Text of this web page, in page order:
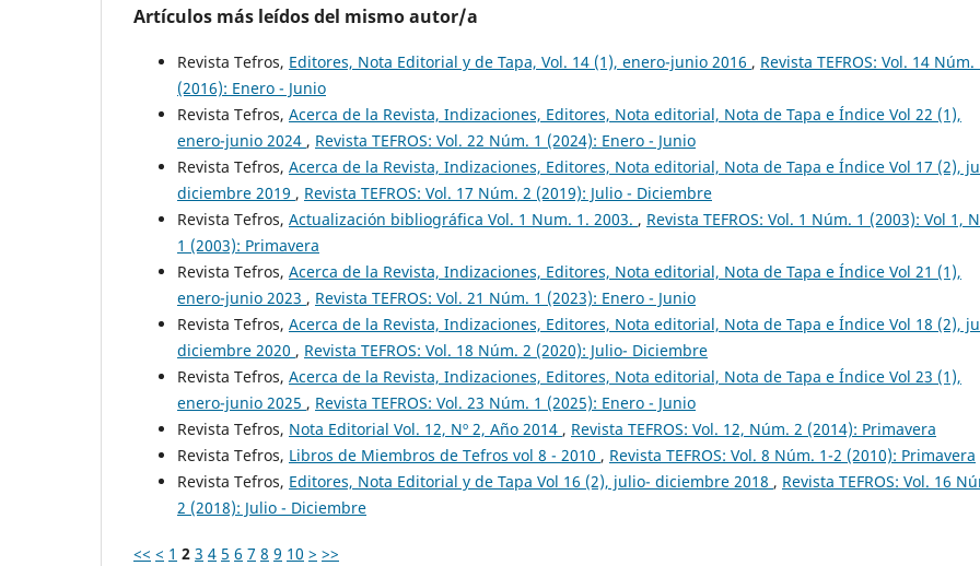
Artículos más leídos del mismo autor/a
Revista Tefros, Editores, Nota Editorial y de Tapa, Vol. 14 (1), enero-junio 2016 , Revista TEFROS: Vol. 14 Núm.
(2016): Enero - Junio
Revista Tefros, Acerca de la Revista, Indizaciones, Editores, Nota editorial, Nota de Tapa e Índice Vol 22 (1),
enero-junio 2024 , Revista TEFROS: Vol. 22 Núm. 1 (2024): Enero - Junio
Revista Tefros, Acerca de la Revista, Indizaciones, Editores, Nota editorial, Nota de Tapa e Índice Vol 17 (2),
diciembre 2019 , Revista TEFROS: Vol. 17 Núm. 2 (2019): Julio - Diciembre
Revista Tefros, Actualización bibliográfica Vol. 1 Num. 1. 2003. , Revista TEFROS: Vol. 1 Núm. 1 (2003): Vol 1,
1 (2003): Primavera
Revista Tefros, Acerca de la Revista, Indizaciones, Editores, Nota editorial, Nota de Tapa e Índice Vol 21 (1),
enero-junio 2023 , Revista TEFROS: Vol. 21 Núm. 1 (2023): Enero - Junio
Revista Tefros, Acerca de la Revista, Indizaciones, Editores, Nota editorial, Nota de Tapa e Índice Vol 18 (2),
diciembre 2020 , Revista TEFROS: Vol. 18 Núm. 2 (2020): Julio- Diciembre
Revista Tefros, Acerca de la Revista, Indizaciones, Editores, Nota editorial, Nota de Tapa e Índice Vol 23 (1),
enero-junio 2025 , Revista TEFROS: Vol. 23 Núm. 1 (2025): Enero - Junio
Revista Tefros, Nota Editorial Vol. 12, Nº 2, Año 2014 , Revista TEFROS: Vol. 12, Núm. 2 (2014): Primavera
Revista Tefros, Libros de Miembros de Tefros vol 8 - 2010 , Revista TEFROS: Vol. 8 Núm. 1-2 (2010): Primavera
Revista Tefros, Editores, Nota Editorial y de Tapa Vol 16 (2), julio- diciembre 2018 , Revista TEFROS: Vol. 16
2 (2018): Julio - Diciembre
<< < 1 2 3 4 5 6 7 8 9 10 > >>